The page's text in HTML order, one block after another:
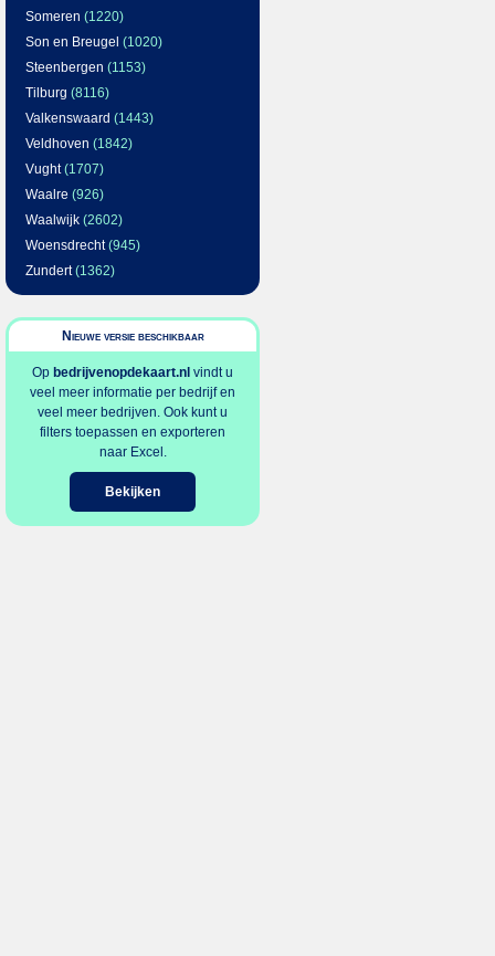
Someren (1220)
Son en Breugel (1020)
Steenbergen (1153)
Tilburg (8116)
Valkenswaard (1443)
Veldhoven (1842)
Vught(1707)
Waalre (926)
Waalwijk (2602)
Woensdrecht(945)
Zundert(1362)
Nieuwe versie beschikbaar
Op bedrijvenopdekaart.nl vindt u
veel meer informatie per bedrijf en
veel meer bedrijven. Ook kunt u
filters toepassen en exporteren
naar Excel.
Bekijken